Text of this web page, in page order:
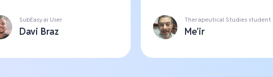
SubEasy.ai User
Davi Braz
Therapeutical Studies student
Me'ir